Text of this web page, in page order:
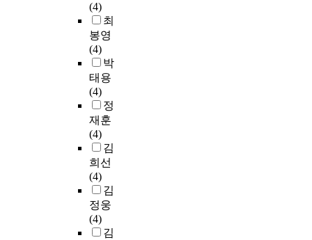
(4)
최
봉영
(4)
박
태용
(4)
정
재훈
(4)
김
희선
(4)
김
정웅
(4)
김